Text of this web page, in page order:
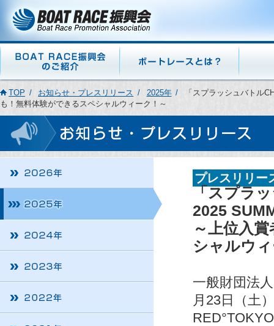
TOP お知らせ・プレスリリース 2025年
「スプラッシュバトル
も！無料体験ができるスペシャルウィーク！～
プレスリリー
「スプラ
2025
～上位入
シャルウ
一般財団法
月23日（土